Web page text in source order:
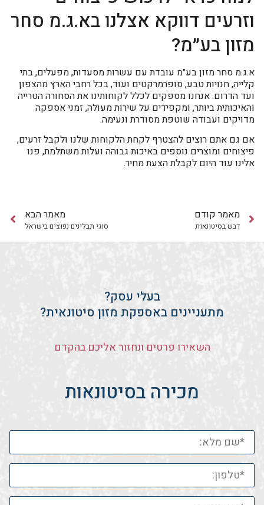
וזרעים דווקא אצלנו בא.ג.מ סחר
מזון בע״מ?
א.ג.מ סחר מזון בע״מ עובדת עם עשרות מסעדות, מפעלים, בתי
קלייה, חנויות טבע, סופרמרקטים ועוד, בכל רחבי הארץ מהצפון
ועד הדרום. אנחנו מספקים לכלל לקוחותינו את הסחורה הטרייה
והאיכותית ביותר, ומקפידים על שירות מעולה, זמני אספקה
מדויקים ועבודה שוטפת מסודרת ונעימה.
אם גם אתם רוצים להצטרף לקחת הלקוחות שלנו ולקבל זרעים,
פיצוחים ומוצרים נוספים באיכות גבוהה ועלות משתלמת, פנו
אלינו עוד היום לקבלת הצעת מחיר.
מאמר קודם
דבש בסיטונאות
מאמר הבא
סוגי תבלינים נפוצים בישראל
בעלי עסק?
מתעניינים באספקת מזון סיטונאית?
השאירו פרטים ונחזור אליכם בהקדם
מכירה בסיטונאות